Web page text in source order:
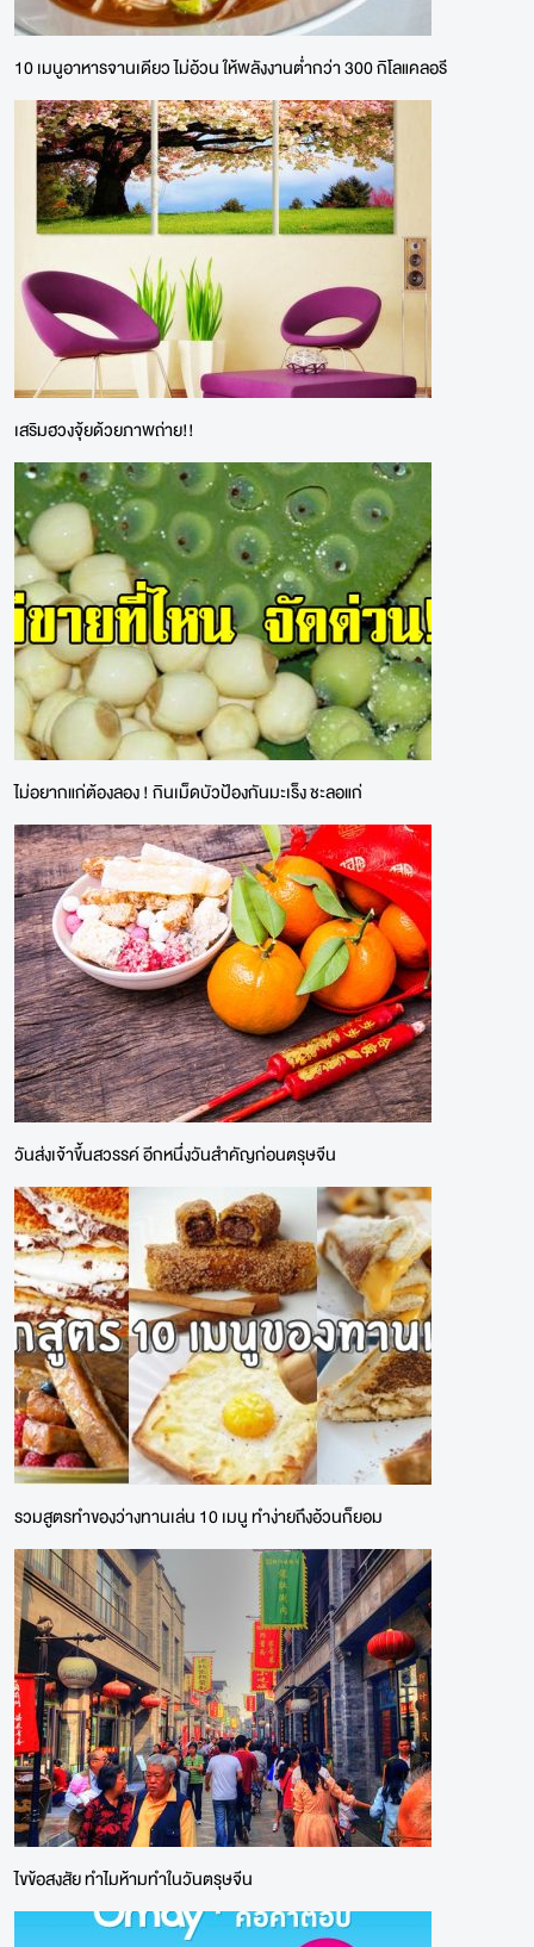
10 เมนูอาหารจานเดียว ไม่อ้วน ให้พลังงานต่ำกว่า 300 กิโลแคลอรี
เสริมฮวงจุ้ยด้วยภาพถ่าย!!
ไม่อยากแก่ต้องลอง ! กินเม็ดบัวป้องกันมะเร็ง ชะลอแก่
วันส่งเจ้าขึ้นสวรรค์ อีกหนึ่งวันสำคัญก่อนตรุษจีน
รวมสูตรทำของว่างทานเล่น 10 เมนู ทำง่ายถึงอ้วนก็ยอม
ไขข้อสงสัย ทำไมห้ามทำในวันตรุษจีน